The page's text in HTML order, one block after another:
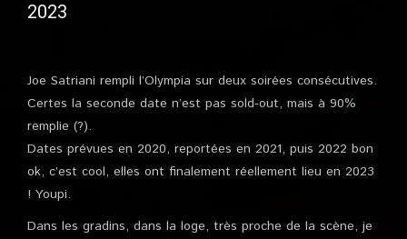
2023
Joe Satriani rempli l’Olympia sur deux soirées consécutives.
Certes la seconde date n’est pas sold-out, mais à 90%
remplie (?).
Dates prévues en 2020, reportées en 2021, puis 2022 bon
ok, c’est cool, elles ont finalement réellement lieu en 2023
! Youpi.
Dans les gradins, dans la loge, très proche de la scène, je